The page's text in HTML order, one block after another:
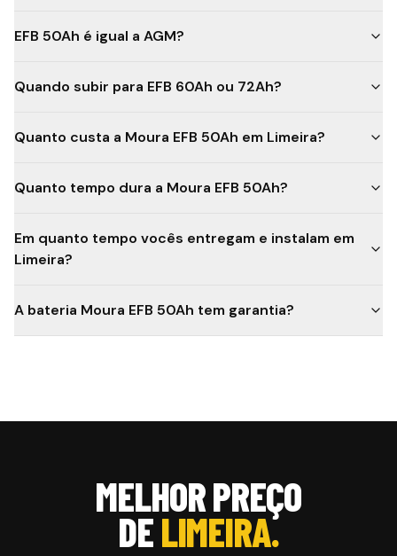
EFB 50Ah é igual a AGM?
Quando subir para EFB 60Ah ou 72Ah?
Quanto custa a Moura EFB 50Ah em Limeira?
Quanto tempo dura a Moura EFB 50Ah?
Em quanto tempo vocês entregam e instalam em
Limeira?
A bateria Moura EFB 50Ah tem garantia?
MELHOR PREÇO
DELIMEIRA.